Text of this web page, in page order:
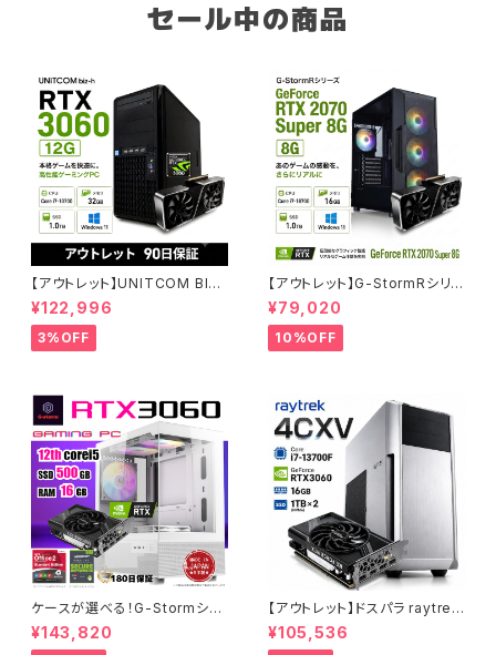
セール中の商品
【アウトレット】UNITCOM BIZ-
H RTX 3060 Core i7-1070
0 メモリ32GB SSD1TB ゲーミ
ングPC アウトレット プロ仕様 9
0日保証
¥122,996
3%OFF
【アウトレット】G-StormRシリ
ーズ GeForce RTX 2070 Su
per Core i7-8700 16GBメモ
リ SSD1.0TB Windows11 ゲ
ーミングPC 90日保証
¥79,020
10%OFF
ケースが選べる！G-Stormシリ
ーズ ゲーミングPC 人気のRTX
4060 3060 12G搭載 デスクト
¥143,820
【アウトレット】ドスパラ raytrek
4CXV RTX3060 Core i7-13
700F メモリ16GB SSD1TBx2
¥105,536